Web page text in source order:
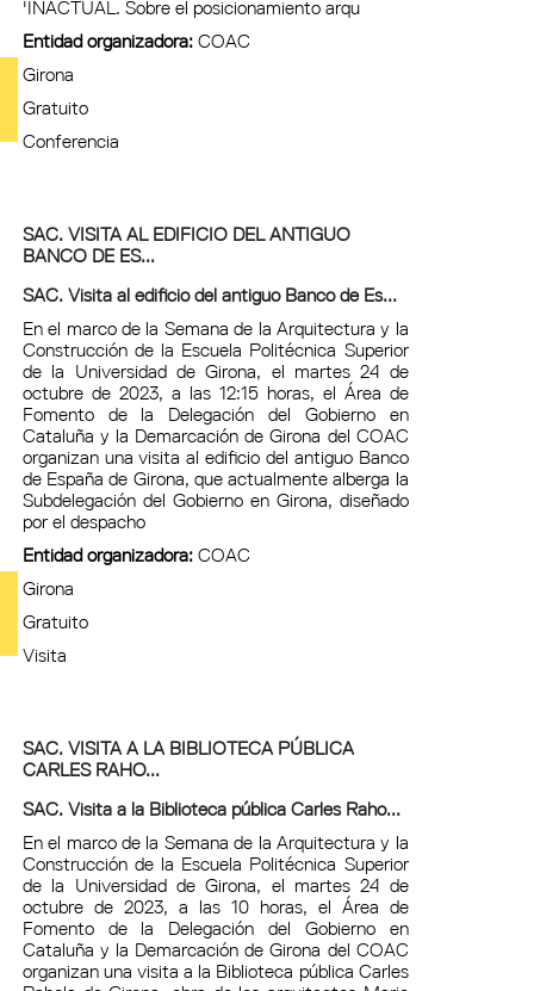
'INACTUAL. Sobre el posicionamiento arqu
Entidad organizadora:COAC
Girona
Gratuito
Conferencia
SAC. VISITA AL EDIFICIO DEL ANTIGUO
BANCO DE ES...
SAC. Visita al edificio del antiguo Banco de Es...
En el marco de la Semana de la Arquitectura y la
Construcción de la Escuela Politécnica Superior
de la Universidad de Girona, el martes 24 de
octubre de 2023, a las 12:15 horas, el Área de
Fomento de la Delegación del Gobierno en
Cataluña y la Demarcación de Girona del COAC
organizan una visita al edificio del antiguo Banco
de España de Girona, que actualmente alberga la
Subdelegación del Gobierno en Girona, diseñado
por el despacho
Entidad organizadora:COAC
Girona
Gratuito
Visita
SAC. VISITA A LA BIBLIOTECA PÚBLICA
CARLES RAHO...
SAC. Visita a la Biblioteca pública Carles Raho...
En el marco de la Semana de la Arquitectura y la
Construcción de la Escuela Politécnica Superior
de la Universidad de Girona, el martes 24 de
octubre de 2023, a las 10 horas, el Área de
Fomento de la Delegación del Gobierno en
Cataluña y la Demarcación de Girona del COAC
organizan una visita a la Biblioteca pública Carles